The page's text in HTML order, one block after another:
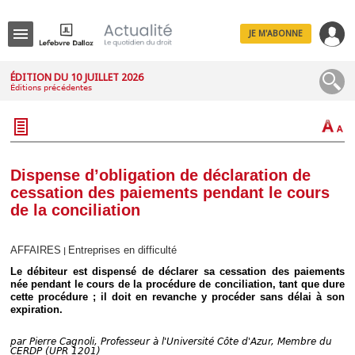
JE M'ABONNE
ÉDITION DU 10 JUILLET 2026
Éditions précédentes
Dispense d’obligation de déclaration de
cessation des paiements pendant le cours
de la conciliation
AFFAIRES
Entreprises en difficulté
Le débiteur est dispensé de déclarer sa cessation des paiements
née pendant le cours de la procédure de conciliation, tant que dure
cette procédure ; il doit en revanche y procéder sans délai à son
expiration.
par Pierre Cagnoli, Professeur à l'Université Côte d'Azur, Membre du
CERDP (UPR 1201)